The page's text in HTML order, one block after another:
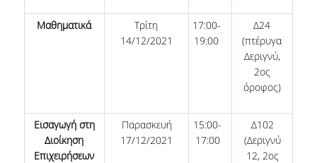
CURRICULUM OF THE DEPARTMENT
GUIDE AND STREAMS OF STUDY
TEACHING AND EXAMS
Μαθηματικά
Τρίτη
14/12/2021
17:00-
19:00
Δ24
(πτέρυγα
Δεριγνύ,
2ος
όροφος)
Εισαγωγή στη
Διοίκηση
Επιχειρήσεων
Παρασκευή
17/12/2021
15:00-
17:00
Δ102
(Δεριγνύ
12, 2ος